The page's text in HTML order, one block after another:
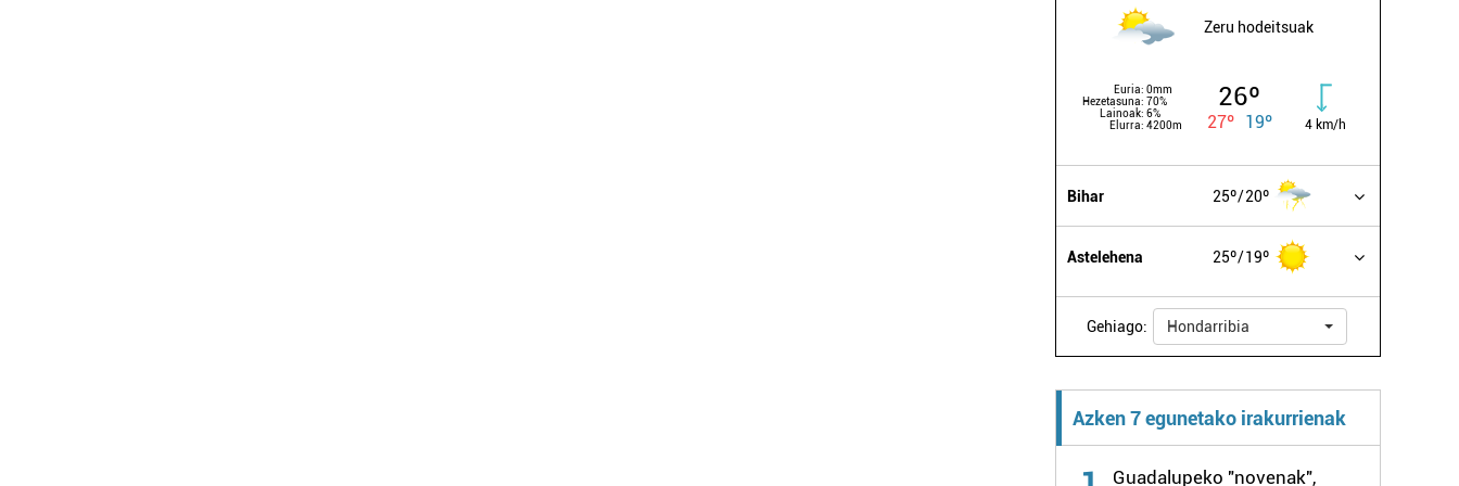
Zeru hodeitsuak
Euria: 0mm
Hezetasuna: 70%
Lainoak: 6%
Elurra: 4200m
26º
27º 19º 4 km/h
Bihar 25º 20º
Astelehena 25º 19º
Gehiago: Hondarribia
Azken 7 egunetako irakurrienak
Guadalupeko "novenak",